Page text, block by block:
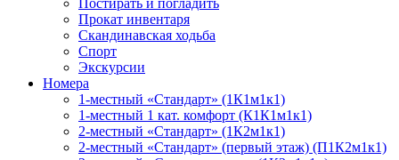
Постирать и погладить
Прокат инвентаря
Скандинавская ходьба
Спорт
Экскурсии
Номера
1-местный «Стандарт» (1К1м1к1)
1-местный 1 кат. комфорт (К1К1м1к1)
2-местный «Стандарт» (1К2м1к1)
2-местный «Стандарт» (первый этаж) (П1К2м1к1)